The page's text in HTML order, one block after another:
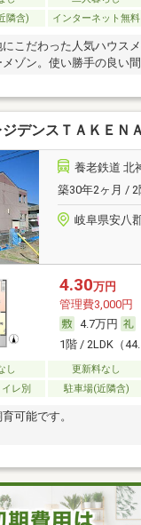
隣含)
インターネット無料
こだわった人気ハウス
ゾン。使い勝手の良い
ジデンスＴＡＫＥＮ
養老鉄道 北
築30年2ヶ月 / 2
岐阜県安八
4.30万円
管理費3,000円
4.7万円
1階 / 2LDK（
し 更新料なし
レ別
駐車場(近隣含)
可能です。